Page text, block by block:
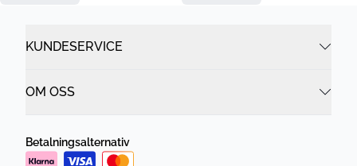
KUNDESERVICE
OM OSS
Betalningsalternativ